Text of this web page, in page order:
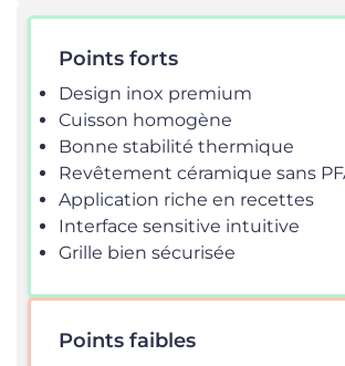
Points forts
Design inox premium
Cuisson homogène
Bonne stabilité thermique
Revêtement céramique sans
Application riche en recettes
Interface sensitive intuitive
Grille bien sécurisée
Points faibles